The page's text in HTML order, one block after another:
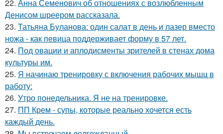
22. Анна Семенович об отношениях с возлюбленным
Денисом шреером рассказала.
23. Татьяна Буланова: один салат в день и лазер вместо
ножа - как певица поддерживает форму в 57 лет.
24. Под овации и аплодисменты зрителей в стенах дома
культуры им.
25. Я начинаю тренировку с включения рабочих мышц в
работу:
26. Утро понедельника. Я не на тренировке.
27. ПП Крем - супы, которые реально хочется есть
каждый день.